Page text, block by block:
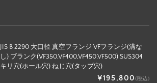
JIS B 2290 大口径 真空フランジ VFフランジ(溝な
し) ブランク(VF350,VF400,VF450,VF500) SUS304
キリ穴(ホール穴) ねじ穴(タップ穴)
¥195,800(税込)